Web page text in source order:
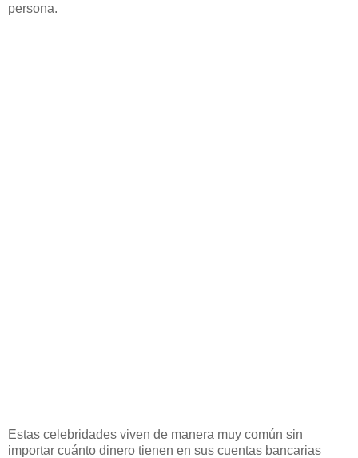
persona.
Estas celebridades viven de manera muy común sin
importar cuánto dinero tienen en sus cuentas bancarias